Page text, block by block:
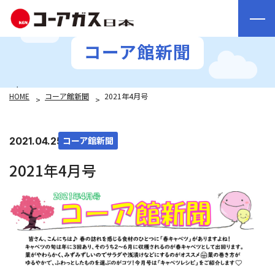
コーア館新聞
HOME コーア館新聞 2021年4月号
2021.04.25 コーア館新聞
2021年4月号